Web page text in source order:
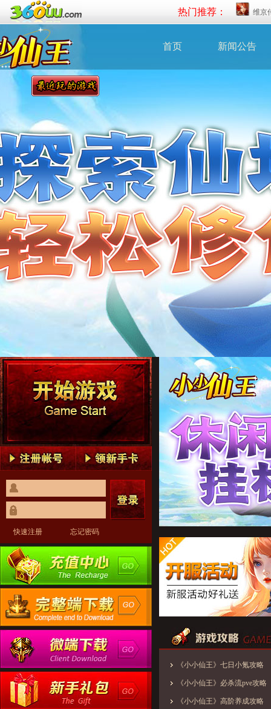
热门推荐： 维京
首页 新闻公告
快速注册 忘记密码
小小仙王1
小小仙王1
小小仙王2
小小仙王2
小小仙王3
小小仙王3
小小仙王4
小小仙王4
小小仙王5
小小仙王5
《小小仙王》七日小氪攻略
《小小仙王》必杀流pve攻略
《小小仙王》高阶养成攻略